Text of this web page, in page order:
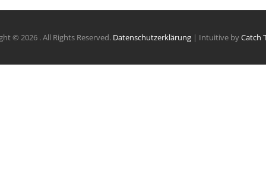
© 2026 . All Rights Reserved. Datenschutzerklärung| Intuitive byCatch